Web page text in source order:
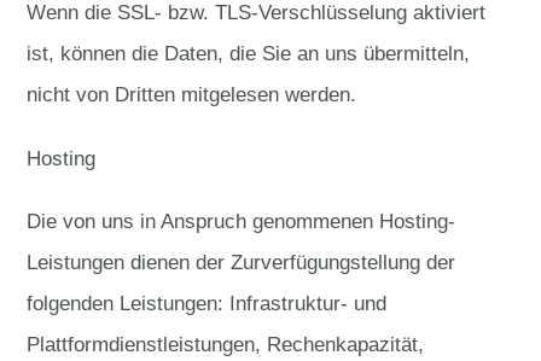
Wenn die SSL- bzw. TLS-Verschlüsselung aktiviert
ist, können die Daten, die Sie an uns übermitteln,
nicht von Dritten mitgelesen werden.
Hosting
Die von uns in Anspruch genommenen Hosting-
Leistungen dienen der Zurverfügungstellung der
folgenden Leistungen: Infrastruktur- und
Plattformdienstleistungen, Rechenkapazität,